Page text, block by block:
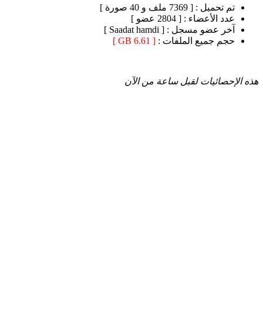
تم تحميل : [ 7369 ملف و 40 صورة ]
عدد الأعضاء : [ 2804 عضو ]
آخر عضو مسجل : [ Saadat hamdi ]
حجم جميع الملفات : [ 6.61 GB ]
هذه الإحصائيات لقبل ساعة من الآن